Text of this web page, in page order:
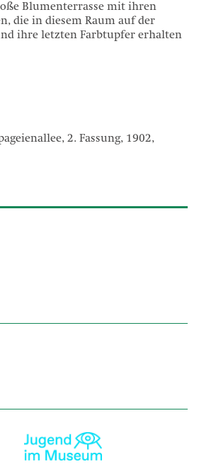
Blumenterrasse mit ihren
die in diesem Raum auf der
ihre letzten Farbtupfer erhalten
2. Fassung, 1902,